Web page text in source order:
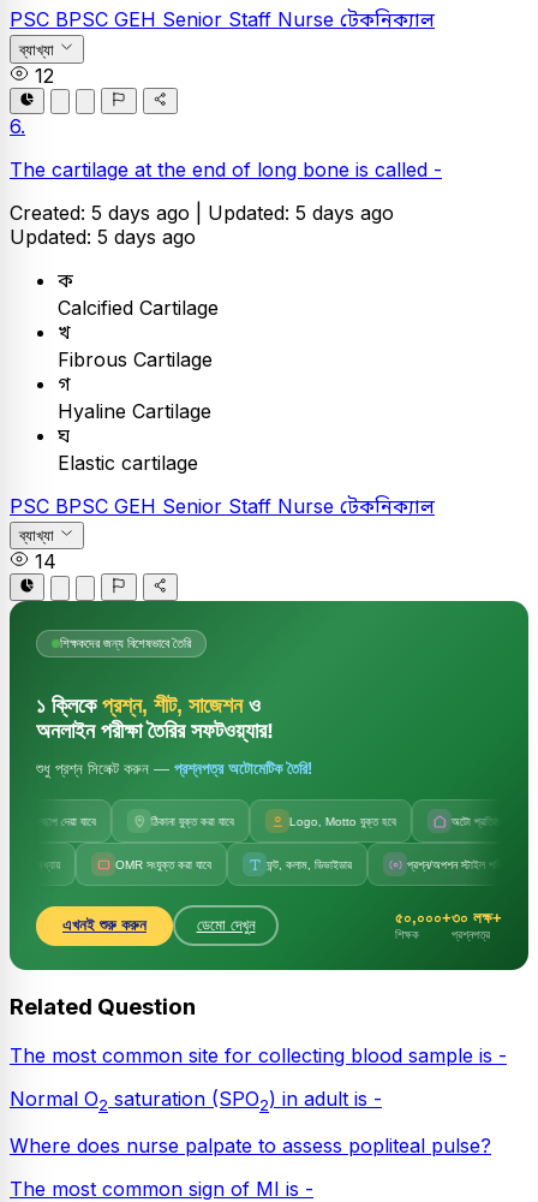
PSC BPSC GEH Senior Staff Nurse টেকনিক্যাল
ব্যাখ্যা
12
6.
The cartilage at the end of long bone is called -
Created: 5 days ago | Updated: 5 days ago
Updated: 5 days ago
ক
Calcified Cartilage
খ
Fibrous Cartilage
গ
Hyaline Cartilage
ঘ
Elastic cartilage
PSC BPSC GEH Senior Staff Nurse টেকনিক্যাল
ব্যাখ্যা
14
শিক্ষকদের জন্য বিশেষভাবে তৈরি
১ ক্লিকে প্রশ্ন, শীট, সাজেশনও
অনলাইন পরীক্ষা তৈরির সফটওয়্যার!
শুধু প্রশ্ন সিলেক্ট করুন — প্রশ্নপত্র অটোমেটিক তৈরি!
জলছাপ দেয়া যাবে ঠিকানা যুক্ত করা যাবে Logo, Motto যুক্ত হবে অটো প্রতিষ্ঠানের নাম
OMR সংযুক্ত করা যাবে ফন্ট, কলাম, ডিভাইডার প্রশ্ন/অপশন স্টাইল পরিবর্তন
এখনই শুরু করুন ডেমো দেখুন ৫০,০০০+
শিক্ষক
৩০ লক্ষ+
প্রশ্নপত্র
Related Question
The most common site for collecting blood sample is -
Normal O2 saturation (SPO2) in adult is -
Where does nurse palpate to assess popliteal pulse?
The most common sign of MI is -